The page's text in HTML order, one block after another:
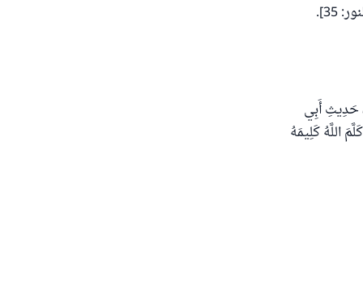
35].
حَدِيثِ أَبِي
اللَّهُ كَلِيمَهُ